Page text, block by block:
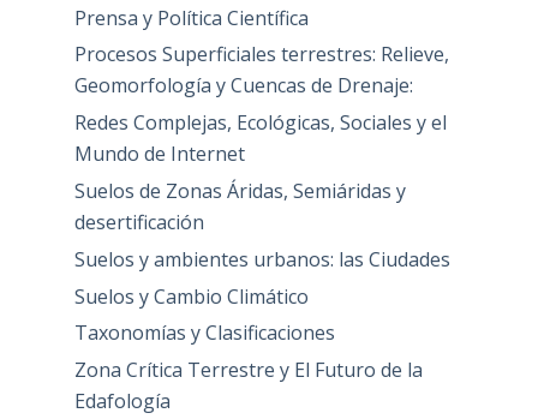
Prensa y Política Científica
Procesos Superficiales terrestres: Relieve,
Geomorfología y Cuencas de Drenaje:
Redes Complejas, Ecológicas, Sociales y el
Mundo de Internet
Suelos de Zonas Áridas, Semiáridas y
desertificación
Suelos y ambientes urbanos: las Ciudades
Suelos y Cambio Climático
Taxonomías y Clasificaciones
Zona Crítica Terrestre y El Futuro de la
Edafología